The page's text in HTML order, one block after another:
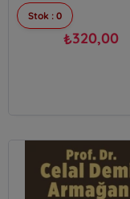
Stok : 0
₺320,00